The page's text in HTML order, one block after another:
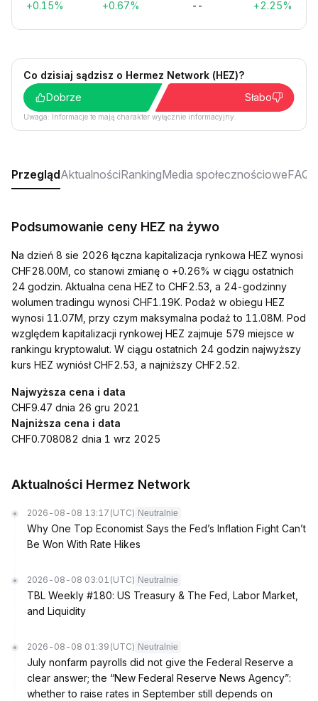
+0.15% +0.67% -- +2.25%
Co dzisiaj sądzisz o Hermez Network (HEZ)?
Dobrze
Słabo
Uwaga: Informacje te mają charakter wyłącznie informacyjny.
PrzeglądAktualnościRankingMedia społecznościoweFAQ
Podsumowanie ceny HEZ na żywo
Na dzień 8 sie 2026 łączna kapitalizacja rynkowa HEZ wynosi
CHF28.00M, co stanowi zmianę o +0.26% w ciągu ostatnich
24 godzin. Aktualna cena HEZ to CHF2.53, a 24-godzinny
wolumen tradingu wynosi CHF1.19K. Podaż w obiegu HEZ
wynosi 11.07M, przy czym maksymalna podaż to 11.08M. Pod
względem kapitalizacji rynkowej HEZ zajmuje 579 miejsce w
rankingu kryptowalut. W ciągu ostatnich 24 godzin najwyższy
kurs HEZ wyniósł CHF2.53, a najniższy CHF2.52.
Najwyższa cena i data
CHF9.47 dnia 26 gru 2021
Najniższa cena i data
CHF0.708082 dnia 1 wrz 2025
Aktualności Hermez Network
2026-08-08 13:17 (UTC) Neutralnie
Why One Top Economist Says the Fed’s Inflation Fight Can’t
Be Won With Rate Hikes
2026-08-08 03:01 (UTC) Neutralnie
TBL Weekly #180: US Treasury & The Fed, Labor Market,
and Liquidity
2026-08-08 01:39 (UTC) Neutralnie
July nonfarm payrolls did not give the Federal Reserve a
clear answer; the “New Federal Reserve News Agency”:
whether to raise rates in September still depends on